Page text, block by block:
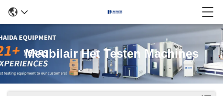
Meubilair Het Testen Machines